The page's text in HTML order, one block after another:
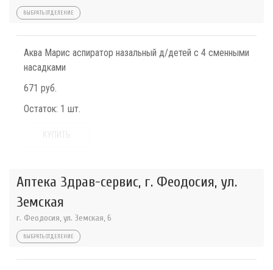
ВЫБРАТЬ ОТДЕЛЕНИЕ
Аква Марис аспиратор назальный д/детей с 4 сменными
насадками
671 руб.
Остаток: 1 шт.
Аптека Здрав-сервис, г. Феодосия, ул.
Земская
г. Феодосия, ул. Земская, 6
ВЫБРАТЬ ОТДЕЛЕНИЕ